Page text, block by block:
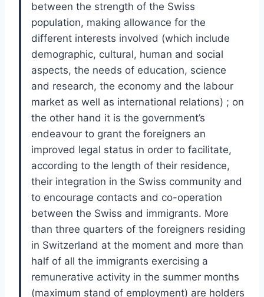
between the strength of the Swiss
population, making allowance for the
different interests involved (which include
demographic, cultural, human and social
aspects, the needs of education, science
and research, the economy and the labour
market as well as international relations) ; on
the other hand it is the government’s
endeavour to grant the foreigners an
improved legal status in order to facilitate,
according to the length of their residence,
their integration in the Swiss community and
to encourage contacts and co-operation
between the Swiss and immigrants. More
than three quarters of the foreigners residing
in Switzerland at the moment and more than
half of all the immigrants exercising a
remunerative activity in the summer months
(maximum stand of employment) are holders